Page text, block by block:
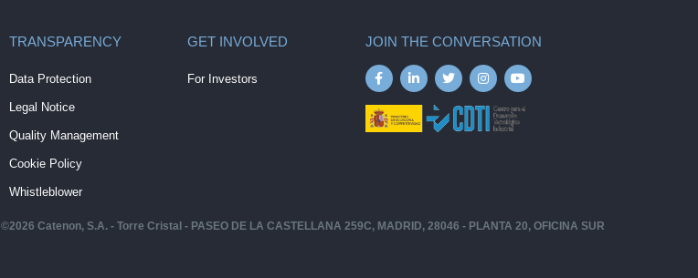
TRANSPARENCY
Data Protection
Legal Notice
Quality Management
Cookie Policy
Whistleblower
GET INVOLVED
For Investors
JOIN THE CONVERSATION
©2026 Catenon, S.A. - Torre Cristal - PASEO DE LA CASTELLANA 259C, MADRID, 28046 - PLANTA 20, OFICINA SUR